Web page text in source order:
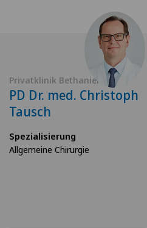
Privatklinik Bethanien
PD Dr. med. Christoph
Tausch
Spezialisierung
Allgemeine Chirurgie